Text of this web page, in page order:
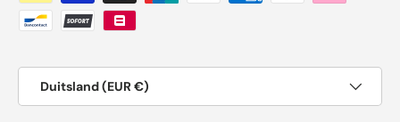
Duitsland (EUR €)